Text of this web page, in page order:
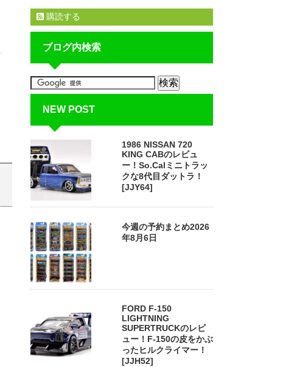
購読する
ブログ内検索
NEW POST
1986 NISSAN 720
KING CABのレビュ
ー！So.Calミニトラッ
クな8代目ダットラ！
[JJY64]
今週の予約まとめ2026
年8月6日
FORD F-150
LIGHTNING
SUPERTRUCKのレビ
ュー！F-150の皮をかぶ
ったヒルクライマー！
[JJH52]